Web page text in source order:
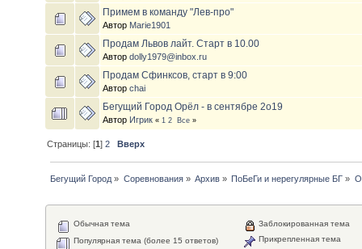
Примем в команду "Лев-про"
Автор Marie1901
Продам Львов лайт. Старт в 10.00
Авторdolly1979@inbox.ru
Продам Сфинксов, старт в 9:00
Авторchai
Бегущий Город Орёл - в сентябре 2о19
Автор Игрик «1 2 Все »
Страницы: [1]2 Вверх
Бегущий Город » Соревнования» Архив » ПоБеГи и нерегулярные БГ »
Обычная тема
Популярная тема (более 15 ответов)
Заблокированная тема
Прикрепленная тема